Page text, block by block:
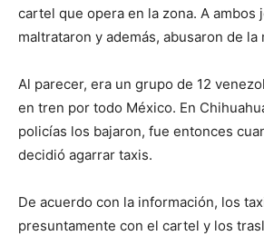
cartel que opera en la zona. A ambos
maltrataron y además, abusaron de la
Al parecer, era un grupo de 12
en tren por todo México. En
policías los bajaron, fue entonces
decidió agarrar taxis.
De acuerdo con la información, los
presuntamente con el cartel y los